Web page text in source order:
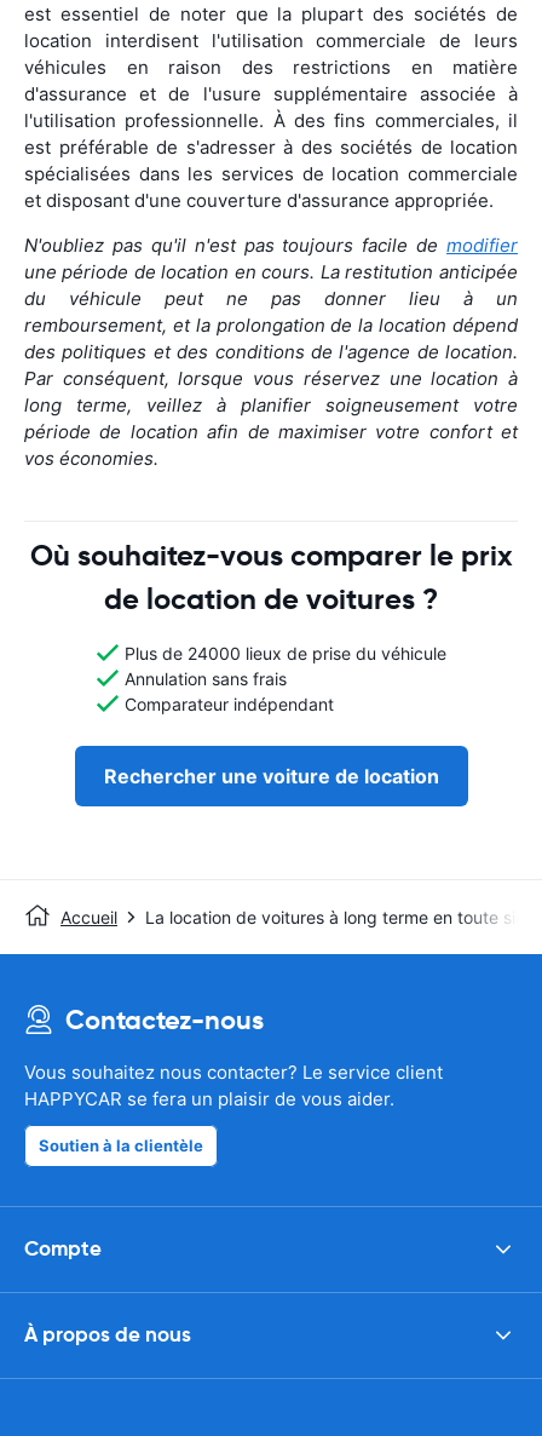
est essentiel de noter que la plupart des sociétés de
location interdisent l'utilisation commerciale de leurs
véhicules en raison des restrictions en matière
d'assurance et de l'usure supplémentaire associée à
l'utilisation professionnelle. À des fins commerciales, il
est préférable de s'adresser à des sociétés de location
spécialisées dans les services de location commerciale
et disposant d'une couverture d'assurance appropriée.
N'oubliez pas qu'il n'est pas toujours facile de modifier
une période de location en cours. La restitution anticipée
du véhicule peut ne pas donner lieu à un
remboursement, et la prolongation de la location dépend
des politiques et des conditions de l'agence de location.
Par conséquent, lorsque vous réservez une location à
long terme, veillez à planifier soigneusement votre
période de location afin de maximiser votre confort et
vos économies.
Où souhaitez-vous comparer le prix
de location de voitures ?
Plus de 24000 lieux de prise du véhicule
Annulation sans frais
Comparateur indépendant
Rechercher une voiture de location
Accueil La location de voitures à long terme en toute
Contactez-nous
Vous souhaitez nous contacter? Le service client
HAPPYCAR se fera un plaisir de vous aider.
Soutien à la clientèle
Compte
À propos de nous